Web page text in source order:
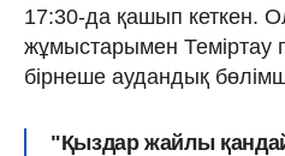
17:30-да қашып кеткен.
жұмыстарымен Теміртау
бірнеше аудандық
"Қыздар жайлы